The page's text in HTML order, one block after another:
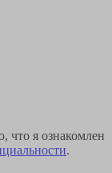
я ознакомлен
.